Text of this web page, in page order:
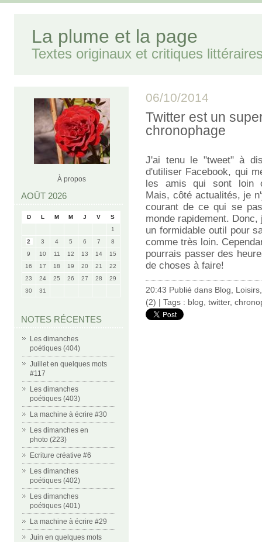
La plume et la page
Textes originaux et critiques
À propos
AOÛT 2026
D L M M J V
S
1
2
3 4 5 6 7
8
9
10 11 12 13 14
15
16
17 18 19 20 21
22
23
24 25 26 27 28
29
30
31
NOTES RÉCENTES
Les dimanches
poétiques (404)
Juillet en quelques mots
#117
Les dimanches
poétiques (403)
La machine à écrire #30
Les dimanches en
photo (223)
Ecriture créative #6
Les dimanches
poétiques (402)
Les dimanches
poétiques (401)
La machine à écrire #29
Juin en quelques mots
06/10/2014
Twitter est un
chronophage
J'ai tenu le "tweet" à
d'utiliser Facebook, qui
les amis qui sont loin
Mais, côté actualités, je
courant de ce qui se
monde rapidement.
un formidable outil pour
comme très loin.
pourrais passer des
de choses à faire!
20:43 Publié dans Blog Loisirs
(2) | Tags : blog twitter,